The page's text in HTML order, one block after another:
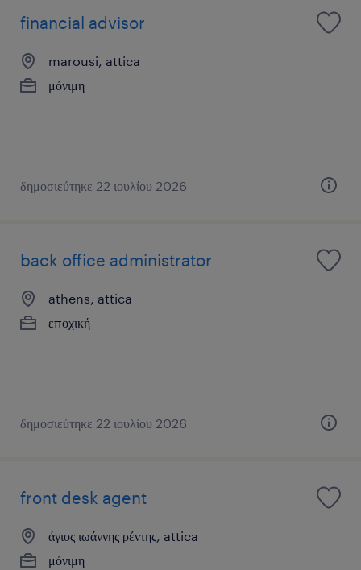
financial advisor
marousi, attica
μόνιμη
δημοσιεύτηκε 22 ιουλίου 2026
back office administrator
athens, attica
εποχική
δημοσιεύτηκε 22 ιουλίου 2026
front desk agent
άγιος ιωάννης ρέντης, attica
μόνιμη